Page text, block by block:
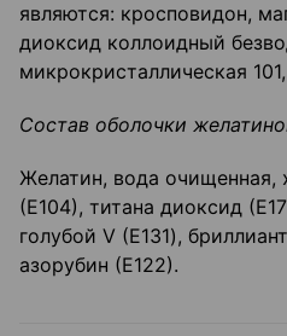
являются: кросповидон,
диоксид коллоидный
микрокристаллическая
Состав оболочки
Желатин, вода очищенная,
(Е104), титана диоксид
голубой V (Е131),
азорубин (Е122).